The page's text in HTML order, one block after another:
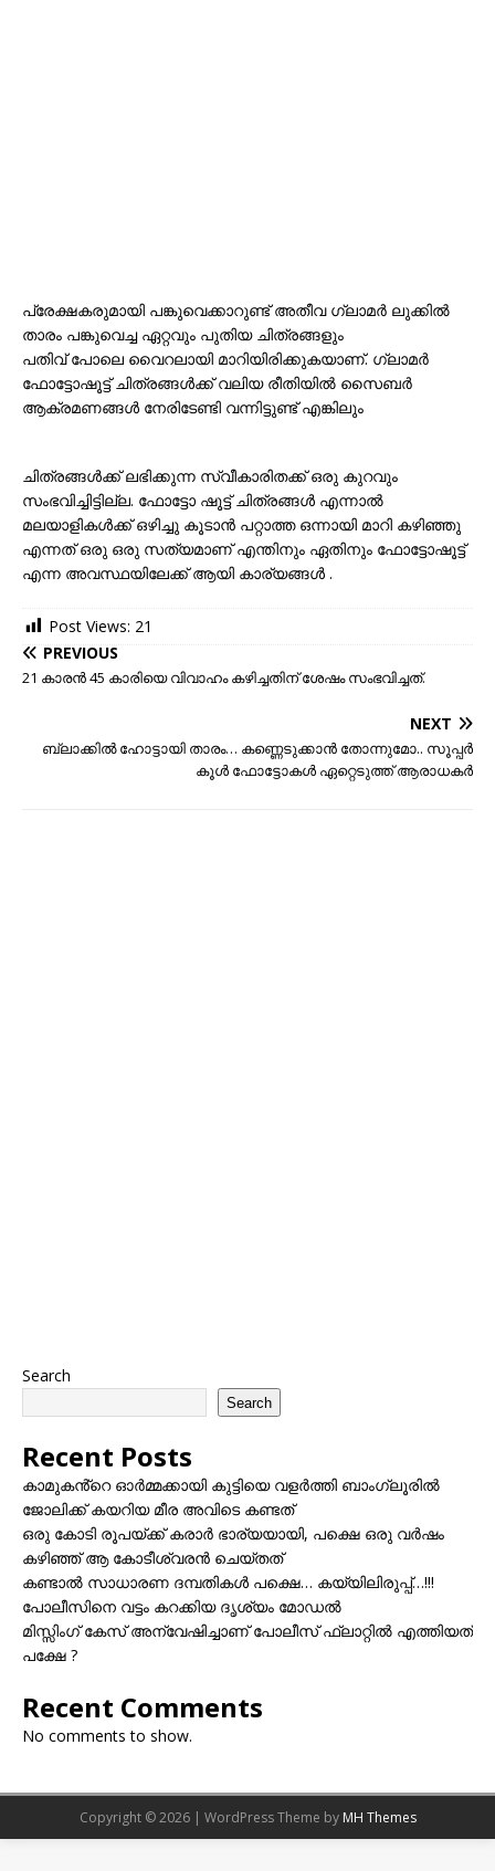
പ്രേക്ഷകരുമായി പങ്കുവെക്കാറുണ്ട് അതീവ ഗ്ലാമർ ലുക്കിൽ
താരം പങ്കുവെച്ച ഏറ്റവും പുതിയ ചിത്രങ്ങളും
പതിവ് പോലെ വൈറലായി മാറിയിരിക്കുകയാണ്. ഗ്ലാമർ
ഫോട്ടോഷൂട്ട് ചിത്രങ്ങൾക്ക് വലിയ രീതിയിൽ സൈബർ
ആക്രമണങ്ങൾ നേരിടേണ്ടി വന്നിട്ടുണ്ട് എങ്കിലും
ചിത്രങ്ങൾക്ക് ലഭിക്കുന്ന സ്വീകാരിതക്ക് ഒരു കുറവും
സംഭവിച്ചിട്ടില്ല. ഫോട്ടോ ഷൂട്ട് ചിത്രങ്ങൾ എന്നാൽ
മലയാളികൾക്ക് ഒഴിച്ചു കൂടാൻ പറ്റാത്ത ഒന്നായി മാറി കഴിഞ്ഞു
എന്നത് ഒരു ഒരു സത്യമാണ് എന്തിനും ഏതിനും ഫോട്ടോഷൂട്ട്
എന്ന അവസ്ഥയിലേക്ക് ആയി കാര്യങ്ങൾ .
Post Views: 21
PREVIOUS
21 കാരൻ 45 കാരിയെ വിവാഹം കഴിച്ചതിന് ശേഷം സംഭവിച്ചത്.
NEXT
ബ്ലാക്കിൽ ഹോട്ടായി താരം… കണ്ണെടുക്കാൻ തോന്നുമോ.. സൂപ്പർ
കൂൾ ഫോട്ടോകൾ ഏറ്റെടുത്ത് ആരാധകർ
Search
Search
Recent Posts
കാമുകൻ്റെ ഓർമ്മക്കായി കുട്ടിയെ വളർത്തി ബാംഗ്ലൂരിൽ
ജോലിക്ക് കയറിയ മീര അവിടെ കണ്ടത്
ഒരു കോടി രൂപയ്ക്ക് കരാർ ഭാര്യയായി, പക്ഷെ ഒരു വർഷം
കഴിഞ്ഞ് ആ കോടീശ്വരൻ ചെയ്തത്
കണ്ടാൽ സാധാരണ ദമ്പതികൾ പക്ഷെ… കയ്യിലിരുപ്പ്…!!!
പോലീസിനെ വട്ടം കറക്കിയ ദൃശ്യം മോഡല്‍
മിസ്സിംഗ് കേസ് അന്വേഷിച്ചാണ് പോലീസ് ഫ്ലാറ്റിൽ എത്തിയത്
പക്ഷേ ?
Recent Comments
No comments to show.
Copyright © 2026 | WordPress Theme by MH Themes